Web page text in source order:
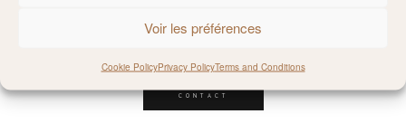
Voir les préférences
Cookie PolicyPrivacy PolicyTerms and Conditions
CONTACT